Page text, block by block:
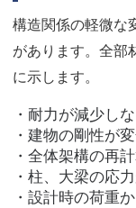
構造関係の軽微な
があります。全部
に示します。
・耐力が減少し
・建物の剛性が
・全体架構の再
・柱、大梁の応
・設計時の荷重